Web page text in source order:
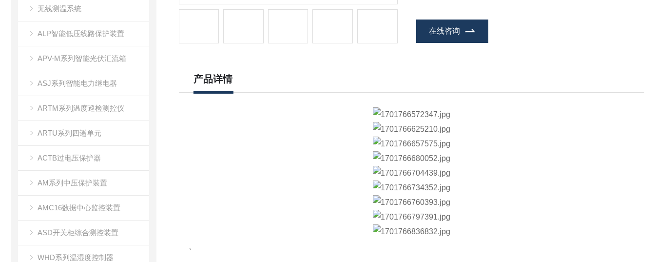
无线测温系统
ALP智能低压线路保护装置
APV-M系列智能光伏汇流箱
ASJ系列智能电力继电器
ARTM系列温度巡检测控仪
ARTU系列四遥单元
ACTB过电压保护器
AM系列中压保护装置
AMC16数据中心监控装置
ASD开关柜综合测控装置
WHD系列温湿度控制器
在线咨询
产品详情